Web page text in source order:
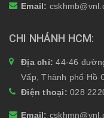
Email:
CHI NHÁNH HCM
Địa chỉ:44-46
Vấp, Thành phố Hồ
Điện thoại: 028
Email: